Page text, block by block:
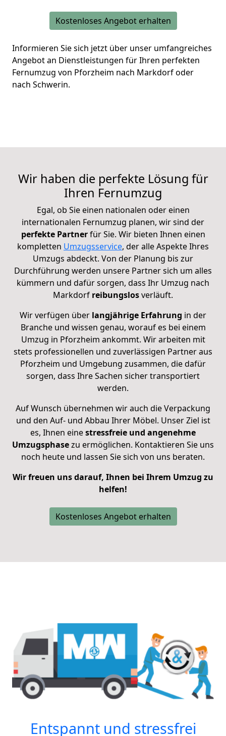
Kostenloses Angebot erhalten
Informieren Sie sich jetzt über unser umfangreiches
Angebot an Dienstleistungen für Ihren perfekten
Fernumzug von Pforzheim nach Markdorf oder
nach Schwerin.
Wir haben die perfekte Lösung für
Ihren Fernumzug
Egal, ob Sie einen nationalen oder einen
internationalen Fernumzug planen, wir sind der
perfekte Partnerfür Sie. Wir bieten Ihnen einen
kompletten Umzugsservice, der alle Aspekte Ihres
Umzugs abdeckt. Von der Planung bis zur
Durchführung werden unsere Partner sich um alles
kümmern und dafür sorgen, dass Ihr Umzug nach
Markdorf reibungslosverläuft.
Wir verfügen über langjährige Erfahrung in der
Branche und wissen genau, worauf es bei einem
Umzug in Pforzheim ankommt. Wir arbeiten mit
stets professionellen und zuverlässigen Partner aus
Pforzheim und Umgebung zusammen, die dafür
sorgen, dass Ihre Sachen sicher transportiert
werden.
Auf Wunsch übernehmen wir auch die Verpackung
und den Auf- und Abbau Ihrer Möbel. Unser Ziel ist
es, Ihnen einestressfreie und angenehme
Umzugsphasezu ermöglichen. Kontaktieren Sie uns
noch heute und lassen Sie sich von uns beraten.
Wir freuen uns darauf, Ihnen bei Ihrem Umzug zu
helfen!
Kostenloses Angebot erhalten
Entspannt und stressfrei